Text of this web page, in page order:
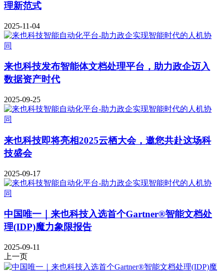
理新范式
2025-11-04
来也科技发布智能体文档处理平台，助力政企迈入
数据资产时代
2025-09-25
来也科技即将亮相2025云栖大会，邀您共赴这场科
技盛会
2025-09-17
中国唯一｜来也科技入选首个Gartner®智能文档处
理(IDP)魔力象限报告
2025-09-11
上一页